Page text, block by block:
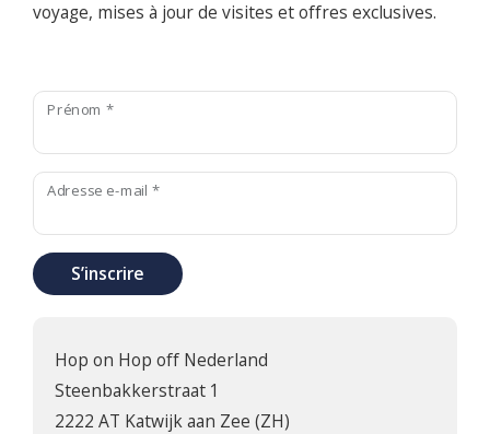
voyage, mises à jour de visites et offres exclusives.
Prénom *
Adresse e-mail *
S’inscrire
Hop on Hop off Nederland
Steenbakkerstraat 1
2222 AT Katwijk aan Zee (ZH)